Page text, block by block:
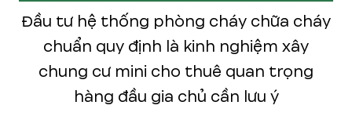
Đầu tư hệ thống phòng cháy chữa cháy
chuẩn quy định là kinh nghiệm xây
chung cư mini cho thuê quan trọng
hàng đầu gia chủ cần lưu ý